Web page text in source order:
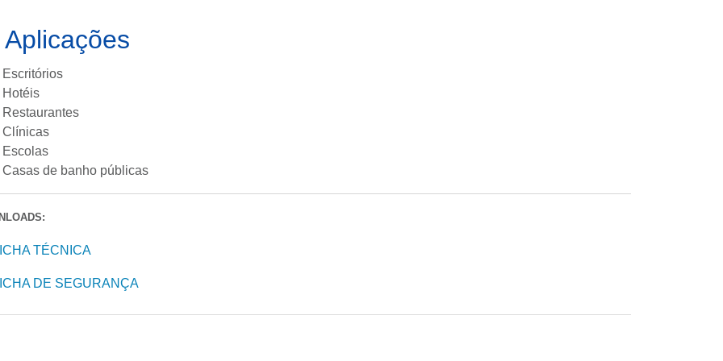
Aplicações
Escritórios
Hotéis
Restaurantes
Clínicas
Escolas
Casas de banho públicas
TÉCNICA
DE SEGURANÇA